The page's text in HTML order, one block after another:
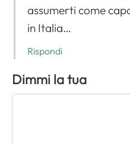
assumerti come
in Italia…
Rispondi
Dimmi la tua